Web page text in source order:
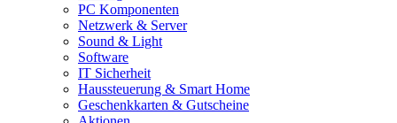
PC Komponenten
Netzwerk & Server
Sound & Light
Software
IT Sicherheit
Haussteuerung & Smart Home
Geschenkkarten & Gutscheine